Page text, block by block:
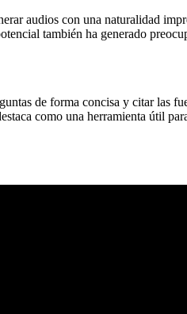
audios con una naturalidad
también ha generado
de forma concisa y citar las
como una herramienta útil